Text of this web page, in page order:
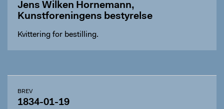
Jens Wilken Hornemann,
Kunstforeningens bestyrelse
Kvittering for bestilling.
BREV
1834-01-19